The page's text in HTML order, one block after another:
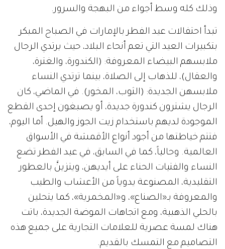
وذلك كله وسط أجواء من البهجة والسرور.
تبدأ احتفالات عيد الفطر بالإمارات في الصباح المبكر
بتكبيرات العيد التي تعم أنحاء البلاد، حيث يرتدي الرجال
ملابسهم البيضاء المعروفة: (الكندورة، والغترة،
والعقال)، للذهاب إلى الصلاة، بينما ترتدي النساء
ملابسهن الجديدة: (الثوب، المخور). في الماضي، كان
الرجال يشترون كندورة جديدة، أو يصبغون إحدى القطع
الموجودة لديهم باستخدام زيت الجوز والهيل. أما اليوم،
فتتم خياطتها من أجود أنواع الأقمشة في الأسواق
العالمية. وحالياً، كما في السابق، في عيد الفطر تضع
النساء والفتيات الحناء على أيديهن، ويتزينَّ بالعطور
التقليدية، المصنوعة يدوياً من الأعشاب والطيب
والمعروفة بـ«الصناع»، و«المخمرية»، كما يتحلين
بالحلي الذهبية، ومع اتجاهات الموضة الجديدة، باتت
هناك لمسة عصرية للعلامات التجارية على جميع هذه
التصاميم مع التمسك بالقديم.